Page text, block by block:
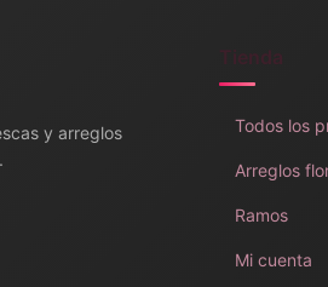
y arreglos
Tienda
Todos los
Arreglos
Ramos
Mi cuenta